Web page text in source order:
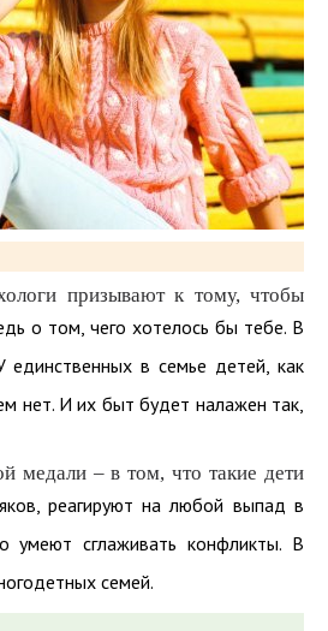
призывают к тому, чтобы
о том, чего хотелось бы тебе. В
в семье детей, как
нет. И их быт будет налажен так,
медали – в том, что такие дети
реагируют на любой выпад в
умеют сглаживать конфликты. В
семей.